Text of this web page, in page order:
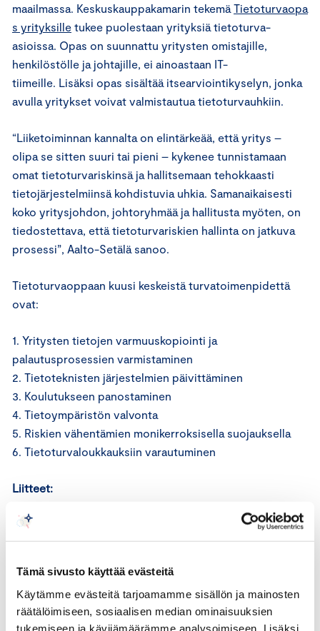
Tämä sivusto käyttää evästeitä
Käytämme evästeitä tarjoamamme sisällön ja mainosten
räätälöimiseen, sosiaalisen median ominaisuuksien
tukemiseen ja kävijämäärämme analysoimiseen. Lisäksi
maailmassa. Keskuskauppakamarin tekemä Tietoturvaopa
s yrityksille tukee puolestaan yrityksiä tietoturva-
asioissa. Opas on suunnattu yritysten omistajille,
henkilöstölle ja johtajille, ei ainoastaan IT-
tiimeille. Lisäksi opas sisältää itsearviointikyselyn, jonka
avulla yritykset voivat valmistautua tietoturvauhkiin.
“Liiketoiminnan kannalta on elintärkeää, että yritys –
olipa se sitten suuri tai pieni – kykenee tunnistamaan
omat tietoturvariskinsä ja hallitsemaan tehokkaasti
tietojärjestelmiinsä kohdistuvia uhkia. Samanaikaisesti
koko yritysjohdon, johtoryhmää ja hallitusta myöten, on
tiedostettava, että tietoturvariskien hallinta on jatkuva
prosessi”, Aalto-Setälä sanoo.
Tietoturvaoppaan kuusi keskeistä turvatoimenpidettä
ovat:
1. Yritysten tietojen varmuuskopiointi ja
palautusprosessien varmistaminen
2. Tietoteknisten järjestelmien päivittäminen
3. Koulutukseen panostaminen
4. Tietoympäristön valvonta
5. Riskien vähentämien monikerroksisella suojauksella
6. Tietoturvaloukkauksiin varautuminen
Liitteet:
Tietoturvaopas yrityksille